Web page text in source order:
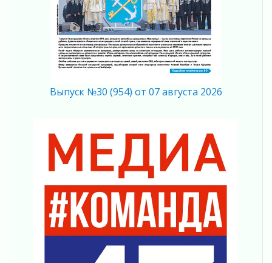
Ставка на дисциплину на перекрестках
04 августа 2026
В Ленобласти растет потребление
мобильного трафика
04 августа 2026
04 августа 2026
Память, сталь и музыка
04 августа 2026
Регион готовится к выборам
04 августа 2026
Никакого принуждения, только письменное
согласие
04 августа 2026
Выпуск №30 (954) от 07 августа 2026